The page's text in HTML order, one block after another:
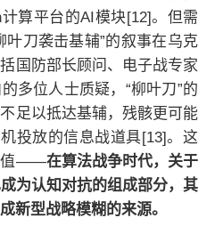
算平台的AI模块[12]。但需
叶刀袭击基辅”的叙事在乌克
国防部长顾问、电子战专家
多位人士质疑，“柳叶刀”的
足以抵达基辅，残骸更可能
投放的信息战道具[13]。这
值——在算法战争时代，关于
为认知对抗的组成部分，其
新型战略模糊的来源。